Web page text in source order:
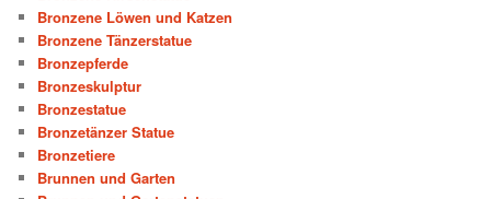
Bronzene Löwen und Katzen
Bronzene Tänzerstatue
Bronzepferde
Bronzeskulptur
Bronzestatue
Bronzetänzer Statue
Bronzetiere
Brunnen und Garten